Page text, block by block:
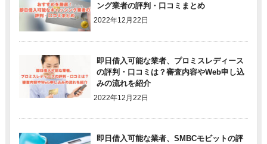
ング業者の評判・口コミまとめ
2022年12月22日
即日借入可能な業者、プロミスレディース
の評判・口コミは？審査内容やWeb申し込
みの流れを紹介
2022年12月22日
即日借入可能な業者、SMBCモビットの評